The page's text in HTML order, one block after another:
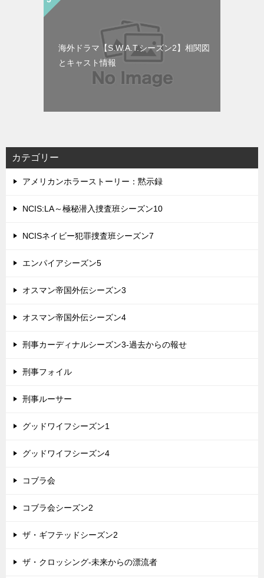
海外ドラマ【S.W.A.T.シーズン2】相関図
とキャスト情報
カテゴリー
アメリカンホラーストーリー：黙示録
NCIS:LA～極秘潜入捜査班シーズン10
NCISネイビー犯罪捜査班シーズン7
エンパイアシーズン5
オスマン帝国外伝シーズン3
オスマン帝国外伝シーズン4
刑事カーディナルシーズン3-過去からの報せ
刑事フォイル
刑事ルーサー
グッドワイフシーズン1
グッドワイフシーズン4
コブラ会
コブラ会シーズン2
ザ・ギフテッドシーズン2
ザ・クロッシング-未来からの漂流者